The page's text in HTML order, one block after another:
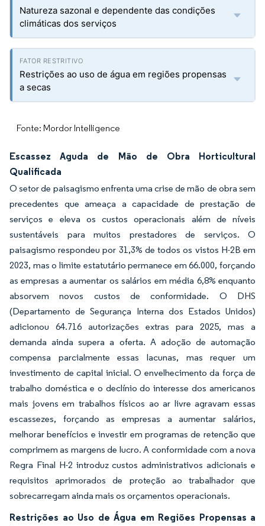
Natureza sazonal e dependente das condições
climáticas dos serviços
Restrições ao uso de água em regiões propensas
a secas
Fonte: Mordor Intelligence
Escassez Aguda de Mão de Obra Horticultural
Qualificada
O setor de paisagismo enfrenta uma crise de mão de obra sem
precedentes que ameaça a capacidade de prestação de
serviços e eleva os custos operacionais além de níveis
sustentáveis para muitos prestadores de serviços. O
paisagismo respondeu por 31,3% de todos os vistos H-2B em
2023, mas o limite estatutário permanece em 66.000, forçando
as empresas a aumentar os salários em média 6,8% enquanto
absorvem novos custos de conformidade. O DHS
(Departamento de Segurança Interna dos Estados Unidos)
adicionou 64.716 autorizações extras para 2025, mas a
demanda ainda supera a oferta. A adoção de automação
compensa parcialmente essas lacunas, mas requer um
investimento de capital inicial. O envelhecimento da força de
trabalho doméstica e o declínio do interesse dos americanos
mais jovens em trabalhos físicos ao ar livre agravam essas
escassezes, forçando as empresas a aumentar salários,
melhorar benefícios e investir em programas de retenção que
comprimem as margens de lucro. A conformidade com a nova
Regra Final H-2 introduz custos administrativos adicionais e
requisitos aprimorados de proteção ao trabalhador que
sobrecarregam ainda mais os orçamentos operacionais.
Restrições ao Uso de Água em Regiões Propensas a